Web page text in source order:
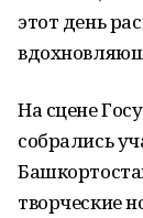
этот день
На сцене
собрались
творческие